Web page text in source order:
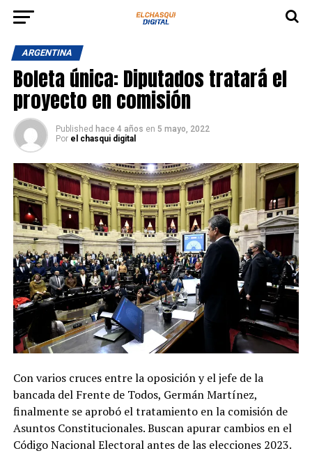
ARGENTINA
Boleta única: Diputados tratará el
proyecto en comisión
Published hace 4 años en 5 mayo, 2022
Por el chasqui digital
Con varios cruces entre la oposición y el jefe de la
bancada del Frente de Todos, Germán Martínez,
finalmente se aprobó el tratamiento en la comisión de
Asuntos Constitucionales. Buscan apurar cambios en el
Código Nacional Electoral antes de las elecciones 2023.